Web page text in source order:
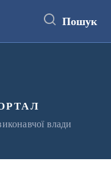
Пошук
влади